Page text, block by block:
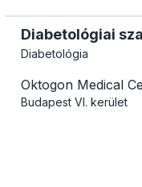
Diabetológiai
Diabetológia
Oktogon Medical
Budapest VI. kerület